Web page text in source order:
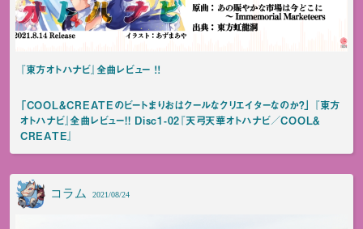
『東方オトハナビ』全曲レビュー ！！
「COOL＆CREATEのビートまりおはクールなクリエイターなのか？」 『東方
オトハナビ』全曲レビュー!! Disc1-02『天弓天華オトハナビ／COOL＆
CREATE』
コラム 2021/08/24